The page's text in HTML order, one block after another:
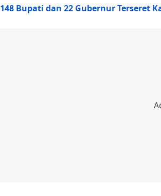
148 Bupati dan 22 Gubernur Terseret